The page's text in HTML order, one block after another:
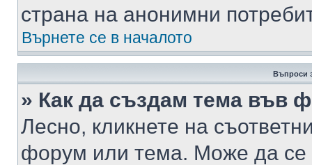
страна на анонимни
Върнете се в началото
Въпроси
» Как да създам тема във
Лесно, кликнете на
форум или тема. Може да се